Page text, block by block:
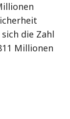
die Zahl
Millionen